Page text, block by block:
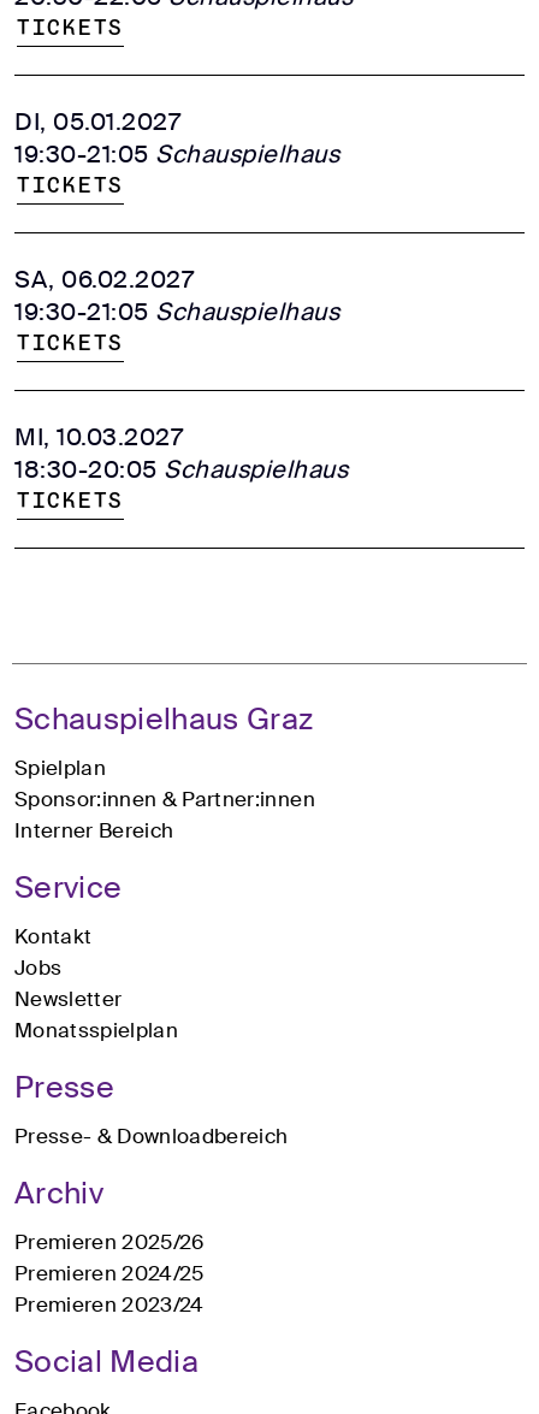
Tickets
DI, 05.01.2027
19:30-21:05 Schauspielhaus
Tickets
SA, 06.02.2027
19:30-21:05 Schauspielhaus
Tickets
MI, 10.03.2027
18:30-20:05 Schauspielhaus
Tickets
Schauspielhaus Graz
Spielplan
Sponsor:innen & Partner:innen
Interner Bereich
Service
Kontakt
Jobs
Newsletter
Monatsspielplan
Presse
Presse- & Downloadbereich
Archiv
Premieren 2025/26
Premieren 2024/25
Premieren 2023/24
Social Media